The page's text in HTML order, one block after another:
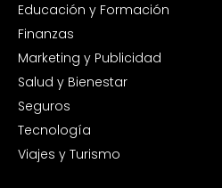
Educación y Formación
Finanzas
Marketing y Publicidad
Salud y Bienestar
Seguros
Tecnología
Viajes y Turismo